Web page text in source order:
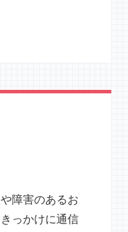
障害のあるお
っかけに通信